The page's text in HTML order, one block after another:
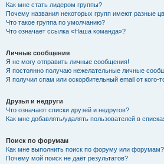
Как мне стать лидером группы?
Почему названия некоторых групп имеют разные
Что такое группа по умолчанию?
Что означает ссылка «Наша команда»?
Личные сообщения
Я не могу отправить личные сообщения!
Я постоянно получаю нежелательные личные
Я получил спам или оскорбительный email от кого-
Друзья и недруги
Что означают списки друзей и недругов?
Как мне добавлять/удалять пользователей в
Поиск по форумам
Как мне выполнить поиск по форуму или форумам?
Почему мой поиск не даёт результатов?